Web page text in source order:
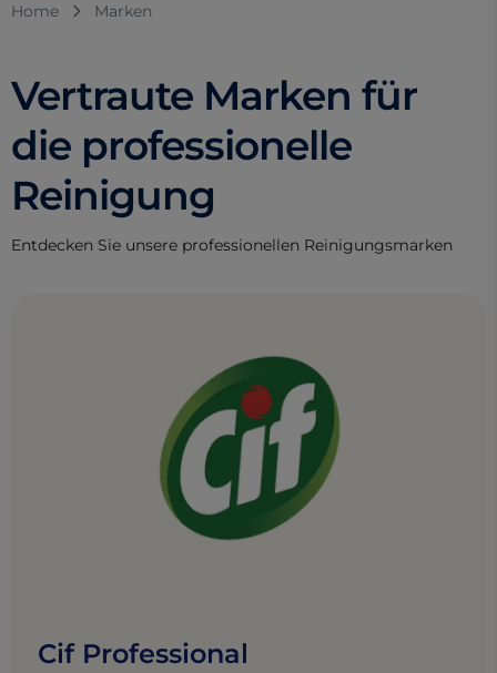
Home Marken
Vertraute Marken für
die professionelle
Reinigung
Entdecken Sie unsere professionellen Reinigungsmarken
Cif Professional